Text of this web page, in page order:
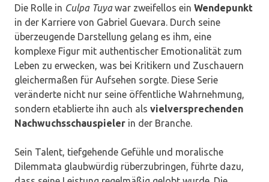
Die Rolle in Culpa Tuyawar zweifellos ein Wendepunkt
in der Karriere von Gabriel Guevara. Durch seine
überzeugende Darstellung gelang es ihm, eine
komplexe Figur mit authentischer Emotionalität zum
Leben zu erwecken, was bei Kritikern und Zuschauern
gleichermaßen für Aufsehen sorgte. Diese Serie
veränderte nicht nur seine öffentliche Wahrnehmung,
sondern etablierte ihn auch als vielversprechenden
Nachwuchsschauspieler in der Branche.
Sein Talent, tiefgehende Gefühle und moralische
Dilemmata glaubwürdig rüberzubringen, führte dazu,